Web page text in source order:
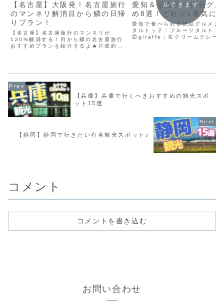
【名古屋】大阪発！名古屋旅行
のマンネリ解消目から鱗の日帰
りプラン！
【名古屋】名古屋旅行のマンネリが
120%解消する！目から鱗の名古屋旅行
おすすめプランを紹介するよ🔥片道約五
う?!そんな悩みを解消！...
愛知＆名古屋の絶品グ
め8選！どれが1番気に
愛知で食べられる絶品グルメま
タルトッテ：フルーツタルト【
②giraffe：生クリームクレー
ルできます
【兵庫】兵庫で行くべきおすすめの観光スポ
ット15選
【静岡】静岡で行きたい有名観光スポット♪
コメント
コメントを書き込む
お問い合わせ